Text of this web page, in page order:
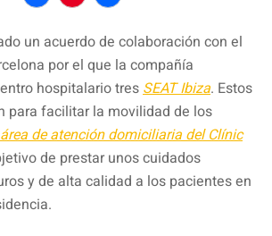
Facebook
Pinterest
Compartir
un acuerdo de colaboración con el
por el que la compañía
hospitalario tresSEAT Ibiza. Estos
para facilitar la movilidad de los
área de atención domiciliaria del Clínic
de prestar unos cuidados
y de alta calidad a los pacientes en